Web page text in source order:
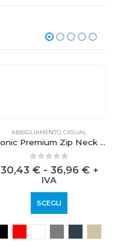
ABBIGLIAMENTO CASUAL
Iconic Premium Zip Neck Sweat
out of 5
30,43 € - 36,96 € +
IVA
SCEGLI